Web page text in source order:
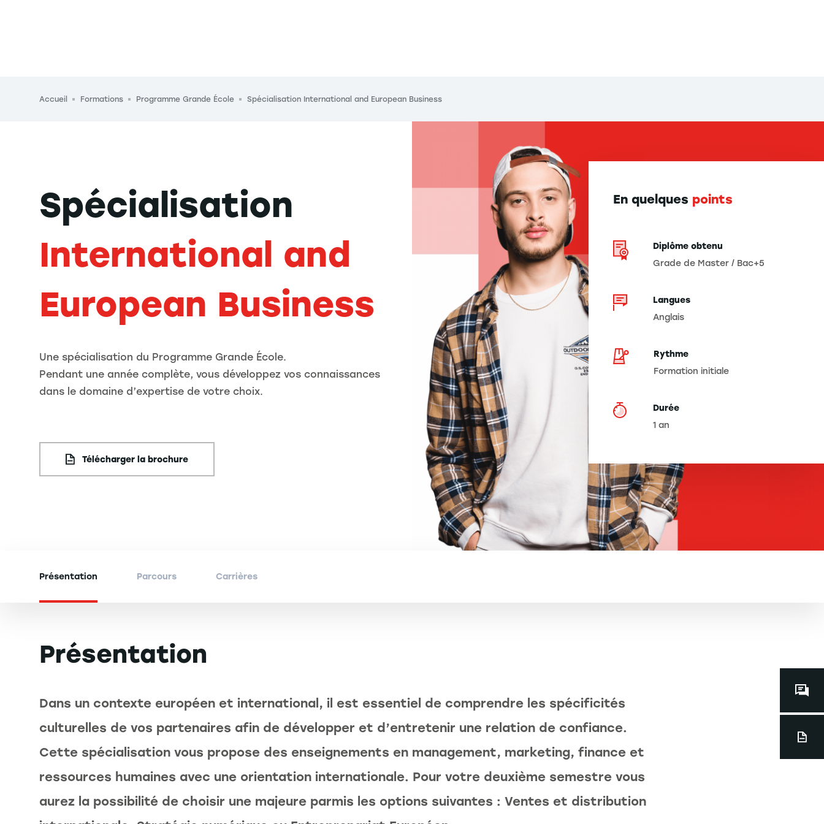
Fil d'Ariane
Accueil Formations Programme Grande École Spécialisation International and European Business
Spécialisation
International and
European Business
Une spécialisation du Programme Grande École.
Pendant une année complète, vous développez vos connaissances
dans le domaine d’expertise de votre choix.
Télécharger la brochure
En quelques points
Diplôme obtenu
Grade de Master / Bac+5
Langues
Anglais
Rythme
Formation initiale
Durée
1 an
Présentation Parcours Carrières
Présentation
Dans un contexte européen et international, il est essentiel de comprendre les spécificités
culturelles de vos partenaires afin de développer et d’entretenir une relation de confiance.
Cette spécialisation vous propose des enseignements en management, marketing, finance et
ressources humaines avec une orientation internationale. Pour votre deuxième semestre vous
aurez la possibilité de choisir une majeure parmis les options suivantes : Ventes et distribution
Contacts